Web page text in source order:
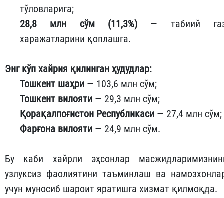
тўловларига;
28,8 млн сўм (11,3%) — табиий
харажатларини қоплашга.
Энг кўп хайрия қилинган ҳудудлар:
Тошкент шаҳри — 103,6 млн сўм;
Тошкент вилояти — 29,3 млн сўм;
Қорақалпоғистон Республикаси — 27,4 млн сўм;
Фарғона вилояти — 24,9 млн сўм.
Бу каби хайрли эҳсонлар
узлуксиз фаолиятини таъминлаш ва
учун муносиб шароит яратишга хизмат қилмоқда.